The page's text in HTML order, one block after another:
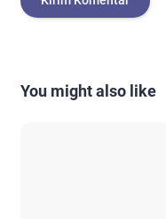
You might also like